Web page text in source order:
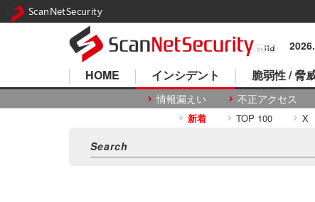
HOME インシデント
情報漏えい 不正アクセス
脆弱性 / 脅
新着 TOP 100 X
ScanNetSecurity